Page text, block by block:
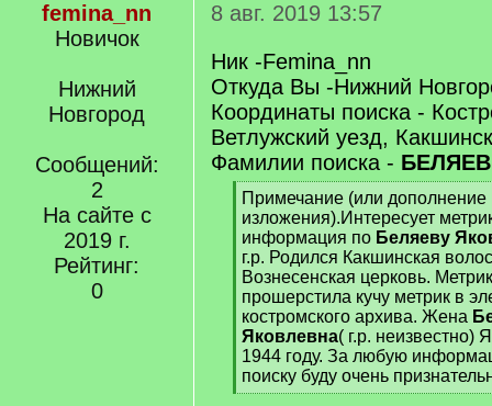
femina_nn
Новичок
Нижний
Новгород
Сообщений:
2
На сайте с
2019 г.
Рейтинг:
0
8 авг. 2019 13:57
Ник -Femina_nn
Откуда Вы -Нижний
Координаты поиска -
Ветлужский уезд,
Фамилии поиска -
[
q
]
Примечание (или дополнение
изложения).Интересует
информация по Беляеву
г.р. Родился Какшинская
Вознесенская церковь.
прошерстила кучу метрик в
костромского архива. Жена
Яковлевна( г.р. неизвестно)
1944 году. За любую
поиску буду очень
[